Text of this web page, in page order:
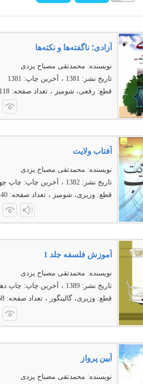
در
صفحه:
آزادی؛ ناگفته‌ها و نکته‌ها
نویسنده: محمدتقی مصباح یزدی
تاریخ نشر: 1381 آخرین چاپ: 1381
قطع: رقعی، شومیز تعداد صفحه:118
آفتاب ولایت‏
نویسنده: محمدتقی مصباح یزدی
تاریخ نشر:1382 آخرین چاپ: چاپ
قطع: وزیری، شومیز تعداد صفحه:
آموزش فلسفه جلد 1
نویسنده: محمدتقی مصباح یزدی
تاریخ نشر:1389 آخرین چاپ: چاپ دهم
قطع: وزیری، گالینگور تعداد صفحه:
آیین پرواز
نویسنده: محمدتقی مصباح یزدی